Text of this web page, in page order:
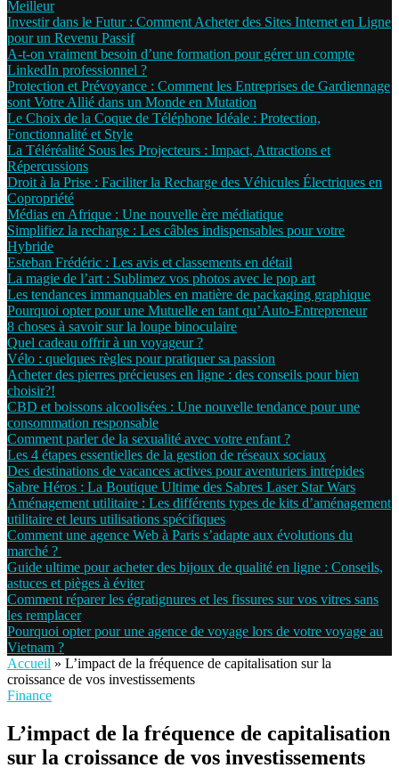
Meilleur
Investir dans le Futur : Comment Acheter des Sites Internet en Ligne
pour un Revenu Passif
A-t-on vraiment besoin d’une formation pour gérer un compte
LinkedIn professionnel ?
Protection et Prévoyance : Comment les Entreprises de Gardiennage
sont Votre Allié dans un Monde en Mutation
Le Choix de la Coque de Téléphone Idéale : Protection,
Fonctionnalité et Style
La Téléréalité Sous les Projecteurs : Impact, Attractions et
Répercussions
Droit à la Prise : Faciliter la Recharge des Véhicules Électriques en
Copropriété
Médias en Afrique : Une nouvelle ère médiatique
Simplifiez la recharge : Les câbles indispensables pour votre
Hybride
Esteban Frédéric : Les avis et classements en détail
La magie de l’art : Sublimez vos photos avec le pop art
Les tendances immanquables en matière de packaging graphique
Pourquoi opter pour une Mutuelle en tant qu’Auto-Entrepreneur
8 choses à savoir sur la loupe binoculaire
Quel cadeau offrir à un voyageur ?
Vélo : quelques règles pour pratiquer sa passion
Acheter des pierres précieuses en ligne : des conseils pour bien
choisir?!
CBD et boissons alcoolisées : Une nouvelle tendance pour une
consommation responsable
Comment parler de la sexualité avec votre enfant ?
Les 4 étapes essentielles de la gestion de réseaux sociaux
Des destinations de vacances actives pour aventuriers intrépides
Sabre Héros : La Boutique Ultime des Sabres Laser Star Wars
Aménagement utilitaire : Les différents types de kits d’aménagement
utilitaire et leurs utilisations spécifiques
Comment une agence Web à Paris s’adapte aux évolutions du
marché ?
Guide ultime pour acheter des bijoux de qualité en ligne : Conseils,
astuces et pièges à éviter
Comment réparer les égratignures et les fissures sur vos vitres sans
les remplacer
Pourquoi opter pour une agence de voyage lors de votre voyage au
Vietnam ?
Accueil » L’impact de la fréquence de capitalisation sur la
croissance de vos investissements
Finance
L’impact de la fréquence de capitalisation
sur la croissance de vos investissements